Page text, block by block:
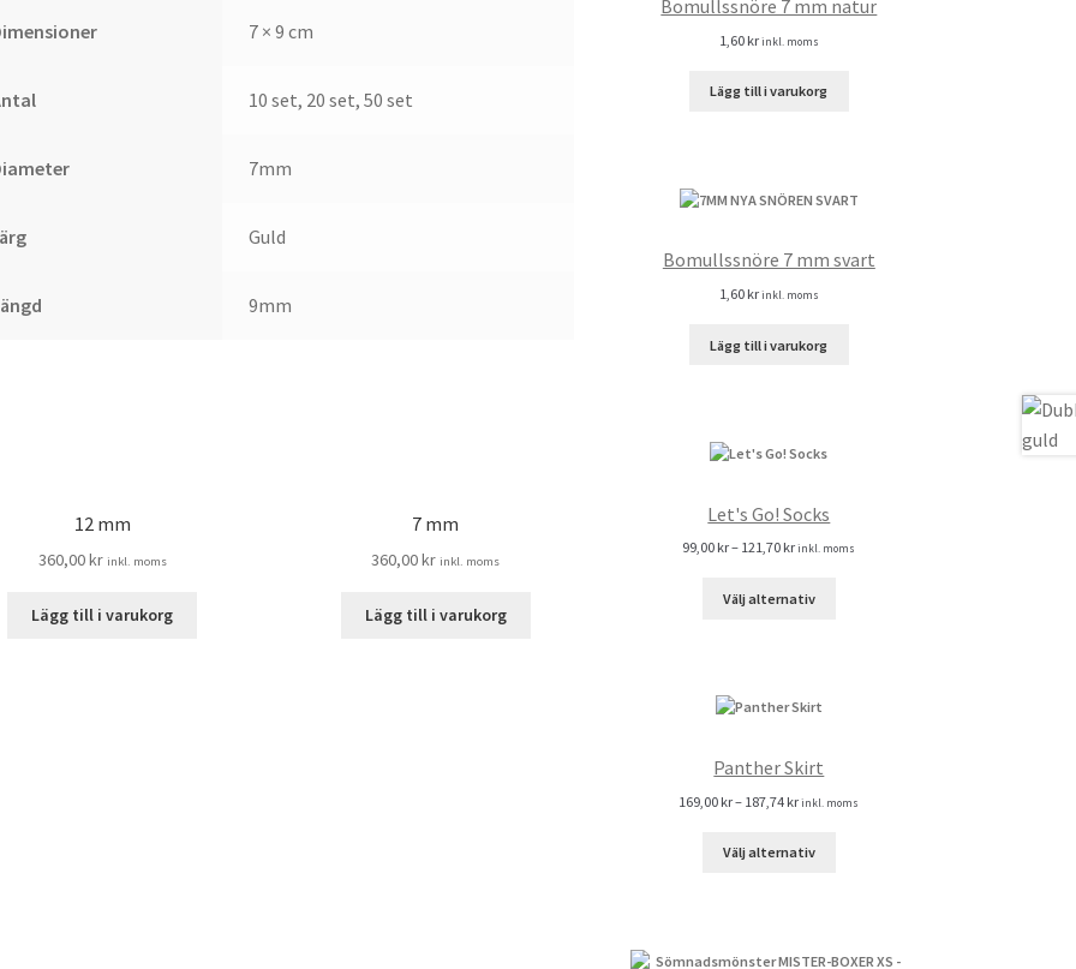
7 × 9 cm
10 set, 20 set, 50 set
7mm
Guld
9mm
12 mm
360,00kr inkl. moms
Lägg till i varukorg
7 mm
360,00kr inkl. moms
Lägg till i varukorg
Bomullssnöre 7 mm natur
1,60 krinkl. moms
Lägg till i varukorg
Bomullssnöre 7 mm svart
1,60 krinkl. moms
Lägg till i varukorg
Let's Go! Socks
99,00 kr– 121,70 krinkl. moms
Välj alternativ
Panther Skirt
169,00 kr– 187,74 krinkl. moms
Välj alternativ